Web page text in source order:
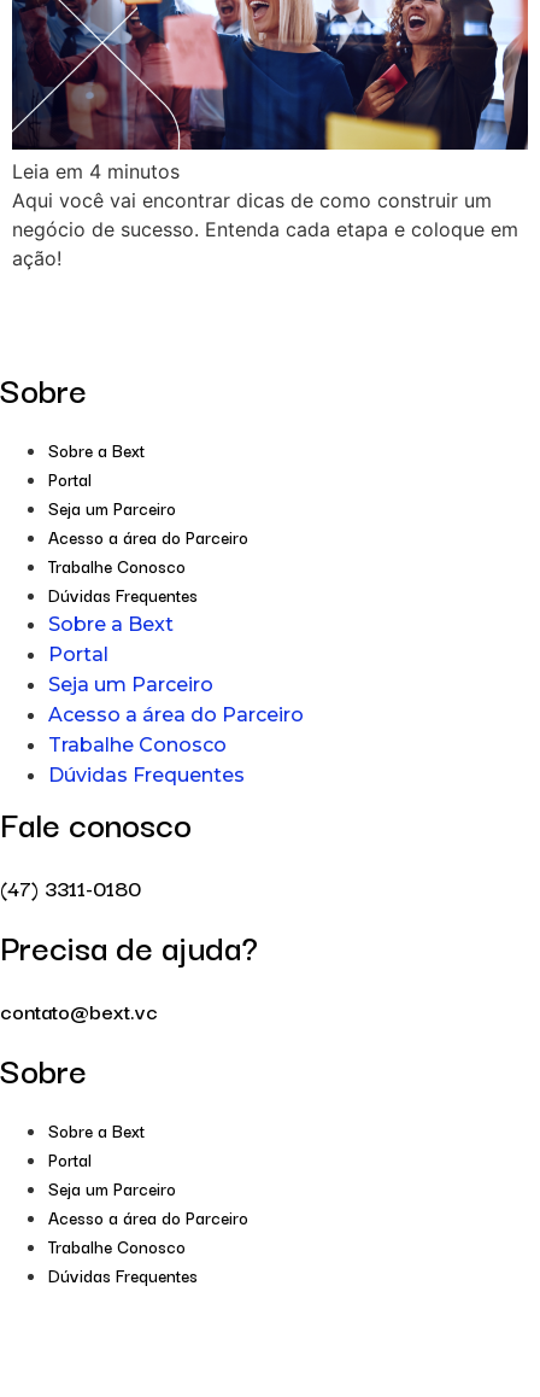
Leia em 4 minutos
Aqui você vai encontrar dicas de como construir um
negócio de sucesso. Entenda cada etapa e coloque em
ação!
Sobre
Sobre a Bext
Portal
Seja um Parceiro
Acesso a área do Parceiro
Trabalhe Conosco
Dúvidas Frequentes
Sobre a Bext
Portal
Seja um Parceiro
Acesso a área do Parceiro
Trabalhe Conosco
Dúvidas Frequentes
Fale conosco
(47) 3311-0180
Precisa de ajuda?
contato@bext.vc
Sobre
Sobre a Bext
Portal
Seja um Parceiro
Acesso a área do Parceiro
Trabalhe Conosco
Dúvidas Frequentes